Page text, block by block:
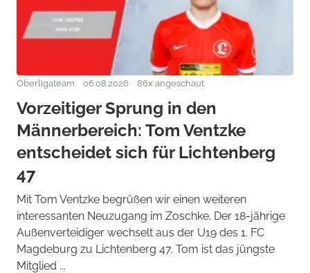
Oberligateam 06.08.2026 86x angeschaut
Vorzeitiger Sprung in den
Männerbereich: Tom Ventzke
entscheidet sich für Lichtenberg
47
Mit Tom Ventzke begrüßen wir einen weiteren
interessanten Neuzugang im Zoschke. Der 18-jährige
Außenverteidiger wechselt aus der U19 des 1. FC
Magdeburg zu Lichtenberg 47. Tom ist das jüngste
Mitglied ...